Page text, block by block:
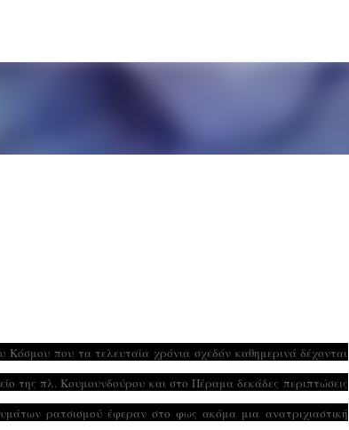
Κόσμου που τα τελευταία χρόνια σχεδόν καθημερινά δέχονται
της πλ. Κουμουνδούρου και στο Πέραμα δεκάδες περιπτώσεις
ρατσισμού έφεραν στο φως ακόμα μια ανατριχιαστική